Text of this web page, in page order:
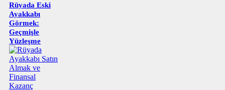
Rüyada Eski
Ayakkabı
Görmek:
Geçmişle
Yüzleşme